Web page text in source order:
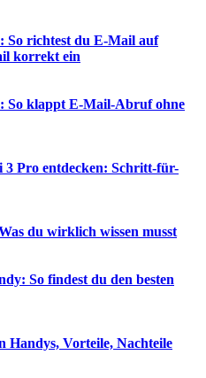
So richtest du E-Mail auf
korrekt ein
So klappt E-Mail-Abruf ohne
Pro entdecken: Schritt-für-
du wirklich wissen musst
So findest du den besten
Handys, Vorteile, Nachteile